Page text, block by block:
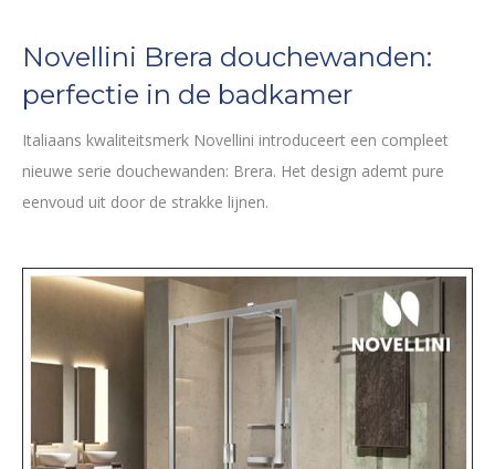
Novellini Brera douchewanden:
perfectie in de badkamer
Italiaans kwaliteitsmerk Novellini introduceert een compleet
nieuwe serie douchewanden: Brera. Het design ademt pure
eenvoud uit door de strakke lijnen.